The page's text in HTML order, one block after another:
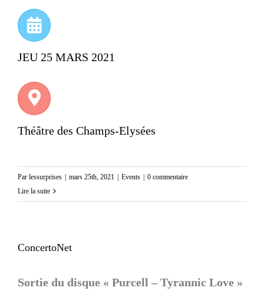
JEU 25 MARS 2021
Théâtre des Champs-Elysées
Par lessurprises | mars 25th, 2021 | Events | 0 commentaire
Lire la suite
ConcertoNet
Sortie du disque « Purcell – Tyrannic Love »